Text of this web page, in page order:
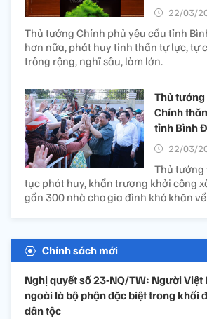
22/03/
Thủ tướng Chính phủ yêu cầu tỉnh
hơn nữa, phát huy tinh thần tự lực, tự
trông rộng, nghĩ sâu, làm lớn.
Thủ
Chính
tỉnh Bình
22/03/
Thủ tướng
tục phát huy, khẩn trương khởi công
gần 300 nhà cho gia đình khó khăn
Chính sách mới
Nghị quyết số 23-NQ/TW: Người Việt
ngoài là bộ phận đặc biệt trong khối
dân tộc